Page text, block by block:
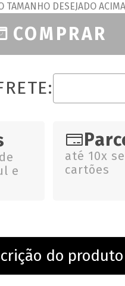
TAMANHO DESEJADO ACIMA
COMPRAR
e
até 10x
cartões
do produto